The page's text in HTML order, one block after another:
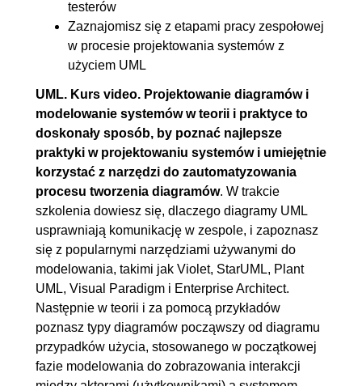
testerów
Zaznajomisz się z etapami pracy zespołowej
w procesie projektowania systemów z
użyciem UML
UML. Kurs video. Projektowanie diagramów i
modelowanie systemów w teorii i praktyce to
doskonały sposób, by poznać najlepsze
praktyki w projektowaniu systemów i umiejętnie
korzystać z narzędzi do zautomatyzowania
procesu tworzenia diagramów. W trakcie
szkolenia dowiesz się, dlaczego diagramy UML
usprawniają komunikację w zespole, i zapoznasz
się z popularnymi narzędziami używanymi do
modelowania, takimi jak Violet, StarUML, Plant
UML, Visual Paradigm i Enterprise Architect.
Następnie w teorii i za pomocą przykładów
poznasz typy diagramów począwszy od diagramu
przypadków użycia, stosowanego w początkowej
fazie modelowania do zobrazowania interakcji